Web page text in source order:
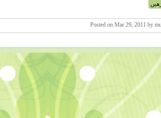
Posted on Mar 29, 2011 by